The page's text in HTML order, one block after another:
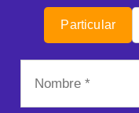
Particular